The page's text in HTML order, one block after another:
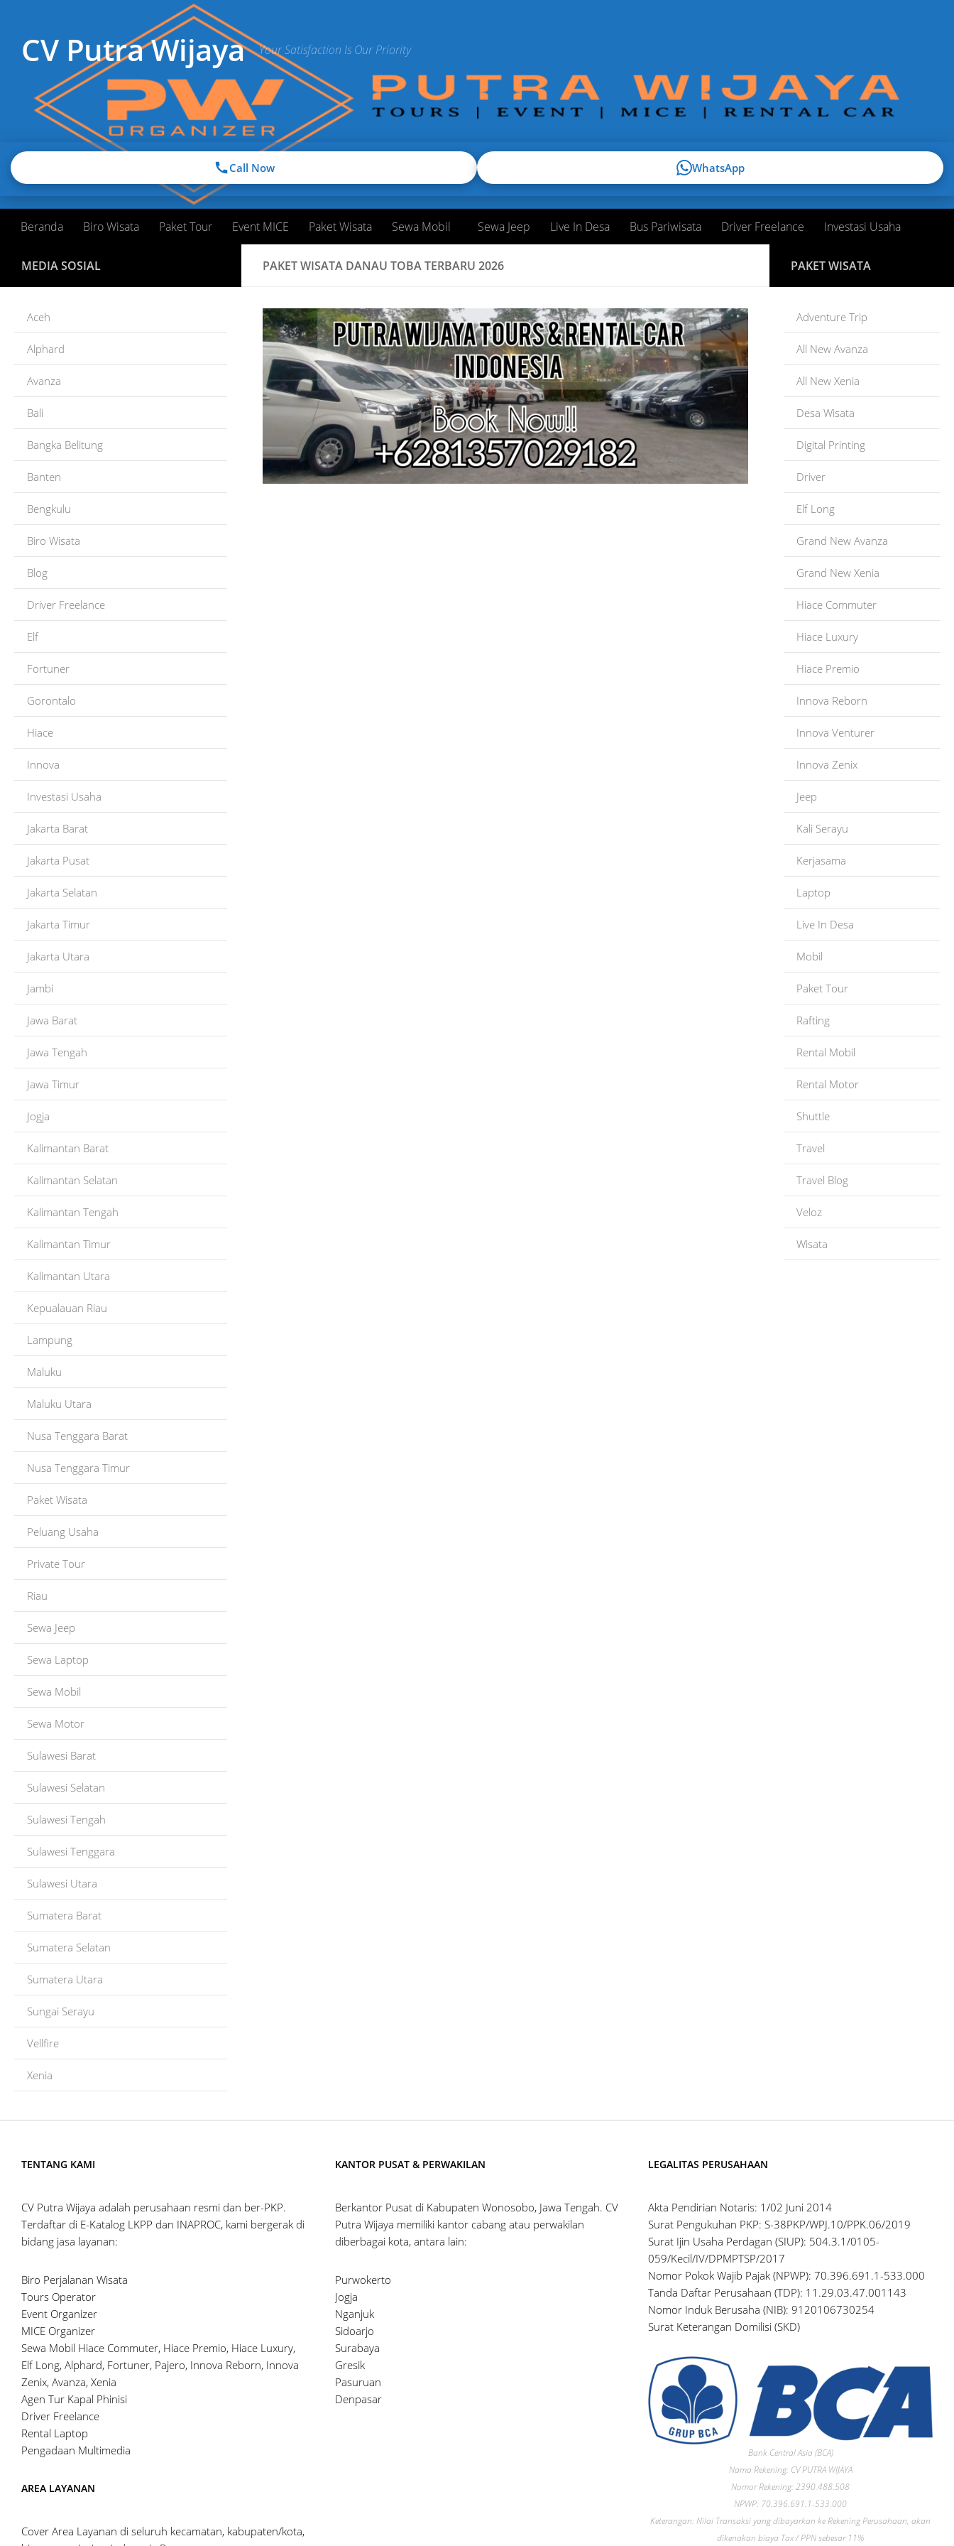
CV Putra Wijaya Your Satisfaction Is Our Priority
Beranda Biro Wisata Paket Tour Event MICE Paket Wisata Sewa Mobil Sewa Jeep Live In Desa Bus Pariwisata Driver Freelance Investasi Usaha
PAKET WISATA DANAU TOBA TERBARU 2026
MEDIA SOSIAL
Aceh
Alphard
Avanza
Bali
Bangka Belitung
Banten
Bengkulu
Biro Wisata
Blog
Driver Freelance
Elf
Fortuner
Gorontalo
Hiace
Innova
Investasi Usaha
Jakarta Barat
Jakarta Pusat
Jakarta Selatan
Jakarta Timur
Jakarta Utara
Jambi
Jawa Barat
Jawa Tengah
Jawa Timur
Jogja
Kalimantan Barat
Kalimantan Selatan
Kalimantan Tengah
Kalimantan Timur
Kalimantan Utara
Kepualauan Riau
Lampung
Maluku
Maluku Utara
Nusa Tenggara Barat
Nusa Tenggara Timur
Paket Wisata
Peluang Usaha
Private Tour
Riau
Sewa Jeep
Sewa Laptop
Sewa Mobil
Sewa Motor
Sulawesi Barat
Sulawesi Selatan
Sulawesi Tengah
Sulawesi Tenggara
Sulawesi Utara
Sumatera Barat
Sumatera Selatan
Sumatera Utara
Sungai Serayu
Vellfire
Xenia
PAKET WISATA
Adventure Trip
All New Avanza
All New Xenia
Desa Wisata
Digital Printing
Driver
Elf Long
Grand New Avanza
Grand New Xenia
Hiace Commuter
Hiace Luxury
Hiace Premio
Innova Reborn
Innova Venturer
Innova Zenix
Jeep
Kali Serayu
Kerjasama
Laptop
Live In Desa
Mobil
Paket Tour
Rafting
Rental Mobil
Rental Motor
Shuttle
Travel
Travel Blog
Veloz
Wisata
TENTANG KAMI
CV Putra Wijaya adalah perusahaan resmi dan ber-PKP.
Terdaftar di E-Katalog LKPP dan INAPROC, kami bergerak di
bidang jasa layanan:
Biro Perjalanan Wisata
Tours Operator
Event Organizer
MICE Organizer
Sewa Mobil Hiace Commuter, Hiace Premio, Hiace Luxury,
Elf Long, Alphard, Fortuner, Pajero, Innova Reborn, Innova
Zenix, Avanza, Xenia
Agen Tur Kapal Phinisi
Driver Freelance
Rental Laptop
Pengadaan Multimedia
AREA LAYANAN
Cover Area Layanan di seluruh kecamatan, kabupaten/kota,
KANTOR PUSAT & PERWAKILAN
Berkantor Pusat di Kabupaten Wonosobo, Jawa Tengah. CV
Putra Wijaya memiliki kantor cabang atau perwakilan
diberbagai kota, antara lain:
Purwokerto
Jogja
Nganjuk
Sidoarjo
Surabaya
Gresik
Pasuruan
Denpasar
LEGALITAS PERUSAHAAN
Akta Pendirian Notaris: 1/02 Juni 2014
Surat Pengukuhan PKP: S-38PKP/WPJ.10/PPK.06/2019
Surat Ijin Usaha Perdagan (SIUP): 504.3.1/0105-
059/Kecil/IV/DPMPTSP/2017
Nomor Pokok Wajib Pajak (NPWP): 70.396.691.1-533.000
Tanda Daftar Perusahaan (TDP): 11.29.03.47.001143
Nomor Induk Berusaha (NIB): 9120106730254
Surat Keterangan Domilisi (SKD)
Bank Central Asia (BCA)
Nama Rekening: CV PUTRA WIJAYA
Nomor Rekening: 2390.488.508
NPWP: 70.396.691.1-533.000
Keterangan: Nilai Transaksi yang dibayarkan ke Rekening Perusahaan, akan
dikenakan biaya Tax / PPN sebesar 11%
Call Now WhatsApp